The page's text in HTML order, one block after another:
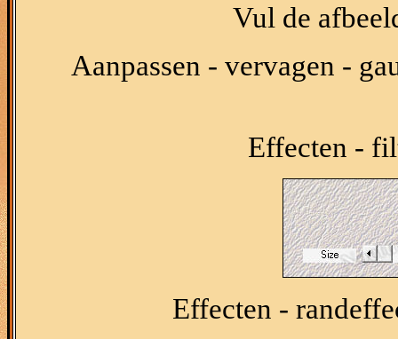
Vul de
Aanpassen - vervagen -
Effecten -
Effecten -